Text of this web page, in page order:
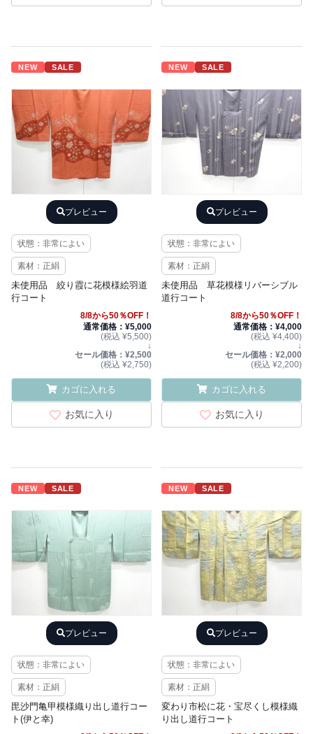
NEW SALE
プレビュー
状態：非常によい
素材：正絹
未使用品 絞り霞に花模様絵羽道
行コート
8/8から50％OFF！
通常価格：¥5,000
(税込 ¥5,500)
↓
セール価格：¥2,500
(税込 ¥2,750)
カゴに入れる
お気に入り
NEW SALE
プレビュー
状態：非常によい
素材：正絹
未使用品 草花模様リバーシブル
道行コート
8/8から50％OFF！
通常価格：¥4,000
(税込 ¥4,400)
↓
セール価格：¥2,000
(税込 ¥2,200)
カゴに入れる
お気に入り
NEW SALE
プレビュー
状態：非常によい
素材：正絹
毘沙門亀甲模様織り出し道行コー
ト(伊と幸)
NEW SALE
プレビュー
状態：非常によい
素材：正絹
変わり市松に花・宝尽くし模様織
り出し道行コート